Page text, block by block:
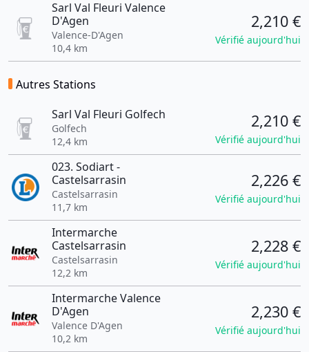
Sarl Val Fleuri Valence
D'Agen
Valence-D'Agen
10,4 km
2,210 €
Vérifié aujourd'hui
Autres Stations
Sarl Val Fleuri Golfech
Golfech
12,4 km
2,210 €
Vérifié aujourd'hui
023. Sodiart -
Castelsarrasin
Castelsarrasin
11,7 km
2,226 €
Vérifié aujourd'hui
Intermarche
Castelsarrasin
Castelsarrasin
12,2 km
2,228 €
Vérifié aujourd'hui
Intermarche Valence
D'Agen
Valence D'Agen
10,2 km
2,230 €
Vérifié aujourd'hui